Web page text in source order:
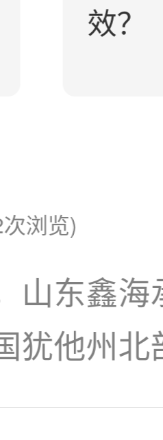
效？
浏览)
山东鑫
犹他州北
赋存于